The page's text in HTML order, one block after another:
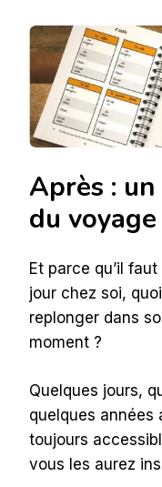
Après :
du
Et parce qu’il
jour chez soi,
replonger dans
moment ?
Quelques jours,
quelques années
toujours
vous les aurez